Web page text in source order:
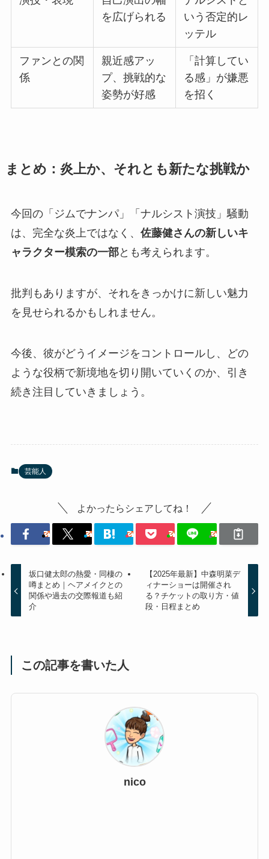
を広げられる
いう否定的レ
ッテル
ファンとの関
係
親近感アッ
プ、挑戦的な
姿勢が好感
「計算してい
る感」が嫌悪
を招く
まとめ：炎上か、それとも新たな挑戦か
今回の「ジムでナンパ」「ナルシスト演技」騒動
は、完全な炎上ではなく、 佐藤健さんの新しいキ
ャラクター模索の一部とも考えられます。
批判もありますが、それをきっかけに新しい魅力
を見せられるかもしれません。
今後、彼がどうイメージをコントロールし、どの
ような役柄で新境地を切り開いていくのか、引き
続き注目していきましょう。
芸能人
よかったらシェアしてね！
坂口健太郎の熱愛・同棲の
噂まとめ｜ヘアメイクとの
関係や過去の交際報道も紹
介
【2025年最新】中森明菜デ
ィナーショーは開催され
る？チケットの取り方・値
段・日程まとめ
この記事を書いた人
nico